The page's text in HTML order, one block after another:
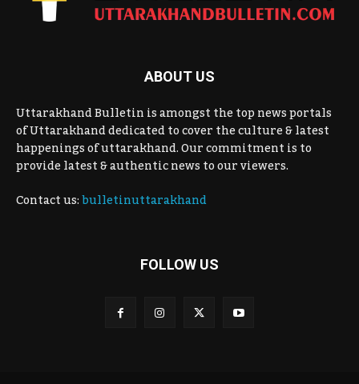
ABOUT US
Uttarakhand Bulletin is amongst the top news portals
of Uttarakhand dedicated to cover the culture & latest
happenings of uttarakhand. Our commitment is to
provide latest & authentic news to our viewers.
Contact us:bulletinuttarakhand
FOLLOW US